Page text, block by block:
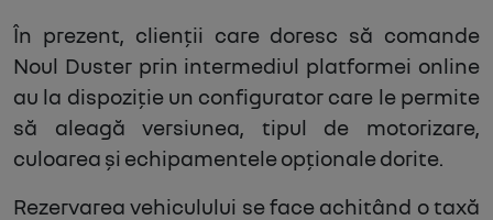
În prezent, clienții care doresc să comande
Noul Duster prin intermediul platformei online
au la dispoziție un configurator care le permite
să aleagă versiunea, tipul de motorizare,
culoarea și echipamentele opționale dorite.
Rezervarea vehiculului se face achitând o taxă